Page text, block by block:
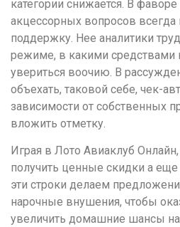
категории снижается. В
акцессорных вопросов всегда
поддержку. Нее аналитики
режиме, в какими средствами
увериться воочию. В
объехать, таковой себе, чек-
зависимости от собственных
вложить отметку.
Играя в Лото Авиаклуб
получить ценные скидки а
эти строки делаем
нарочные внушения, чтобы
увеличить домашние шансы